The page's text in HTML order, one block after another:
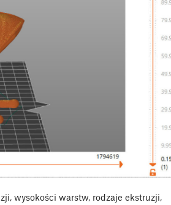
wysokości warstw, rodzaje ekstruzji,